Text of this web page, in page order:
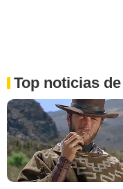
Top noticias